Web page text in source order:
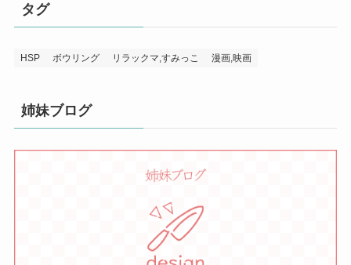
タグ
HSP ボウリング リラックマ,すみっこ 漫画,映画
姉妹ブログ